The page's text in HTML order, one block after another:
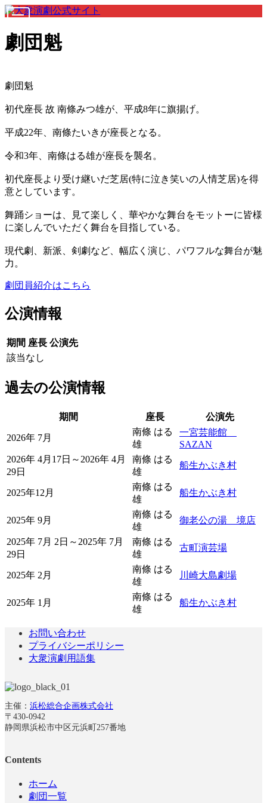
劇団魁
劇団魁
初代座長 故 南條みつ雄が、平成8年に旗揚げ。
平成22年、南條たいきが座長となる。
令和3年、南條はる雄が座長を襲名。
初代座長より受け継いだ芝居(特に泣き笑いの人情芝居)を得
意としています。
舞踊ショーは、見て楽しく、華やかな舞台をモットーに皆様
に楽しんでいただく舞台を目指している。
現代劇、新派、剣劇など、幅広く演じ、パワフルな舞台が魅
力。
劇団員紹介はこちら
公演情報
期間 座長 公演先
該当なし
過去の公演情報
期間 座長 公演先
2026年 7月
南條 はる
雄
一宮芸能館
SAZAN
2026年 4月17日～2026年 4月
29日
南條 はる
雄
船生かぶき村
2025年12月
南條 はる
雄
船生かぶき村
2025年 9月
南條 はる
雄
御老公の湯 境店
2025年 7月 2日～2025年 7月
29日
南條 はる
雄
古町演芸場
2025年 2月
南條 はる
雄
川崎大島劇場
2025年 1月
南條 はる
雄
船生かぶき村
お問い合わせ
プライバシーポリシー
大衆演劇用語集
主催： 浜松総合企画株式会社
〒430-0942
静岡県浜松市中区元浜町257番地
Contents
ホーム
劇団一覧